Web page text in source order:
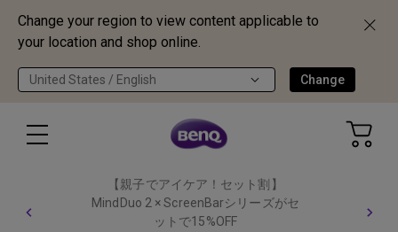
Change your region to view content applicable to
your location and shop online.
United States / English Change
【親子でアイケア！セット割】
MindDuo 2 × ScreenBarシリーズがセ
ットで15%OFF